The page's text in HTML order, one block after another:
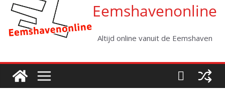
Eemshavenonline
Altijd online vanuit de Eemshaven